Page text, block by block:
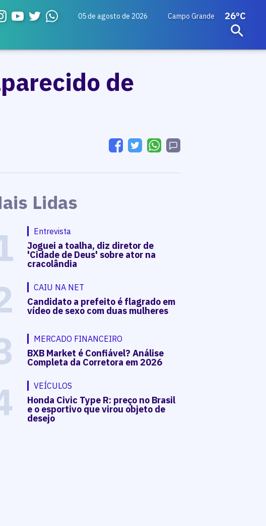
05 de agosto de 2026 Campo Grande 26ºC
de
Lidas
Entrevista
Joguei a toalha, diz diretor de
'Cidade de Deus' sobre ator na
cracolândia
CAIU NA NET
Candidato a prefeito é flagrado em
vídeo de sexo com duas mulheres
MERCADO FINANCEIRO
BXB Market é Confiável? Análise
Completa da Corretora em 2026
VEÍCULOS
Honda Civic Type R: preço no Brasil
e o esportivo que virou objeto de
desejo